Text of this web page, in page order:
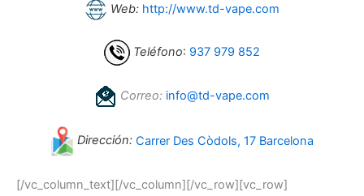
Web: http://www.td-vape.com
Teléfono: 937 979 852
Correo: info@td-vape.com
Dirección: Carrer Des Còdols, 17 Barcelona
[/vc_column_text][/vc_column][/vc_row][vc_row]